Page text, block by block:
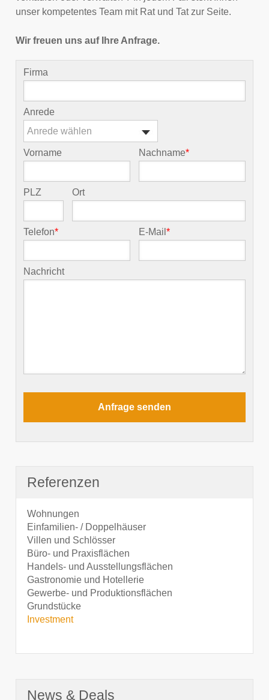
unser kompetentes Team mit Rat und Tat zur Seite.
Wir freuen uns auf Ihre Anfrage.
Firma
Anrede
Anrede wählen
Vorname Nachname*
PLZ Ort
Telefon* E-Mail*
Nachricht
Referenzen
Wohnungen
Einfamilien- / Doppelhäuser
Villen und Schlösser
Büro- und Praxisflächen
Handels- und Ausstellungsflächen
Gastronomie und Hotellerie
Gewerbe- und Produktionsflächen
Grundstücke
Investment
News & Deals